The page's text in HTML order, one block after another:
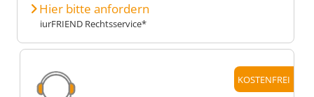
Hier bitte anfordern
iurFRIEND Rechtsservice*
KOSTENFREI